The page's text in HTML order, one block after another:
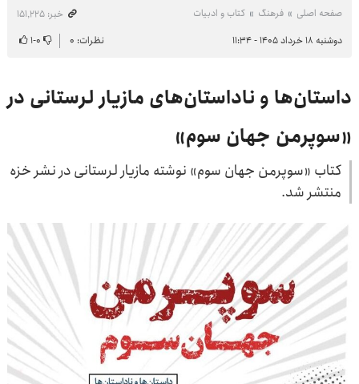
صفحه اصلی فرهنگ کتاب و ادبیات
خبر: ۱۵۱٬۲۲۵
دوشنبه ۱۸ خرداد ۱۴۰۵ - ۱۱:۳۴
نظرات: ۰ ۰-۱
داستان‌ها و ناداستان‌های مازیار لرستانی در
«سوپرمن جهان سوم»
کتاب «سوپرمن جهان سوم» نوشته مازیار لرستانی در نشر خزه
منتشر شد.